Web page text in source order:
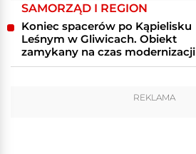
SAMORZĄD I REGION
Koniec spacerów po Kąpielisku
Leśnym w Gliwicach. Obiekt
zamykany na czas modernizacji
REKLAMA